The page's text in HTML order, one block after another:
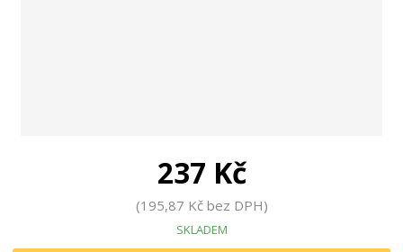
237 Kč
195,87 Kč bez DPH
SKLADEM